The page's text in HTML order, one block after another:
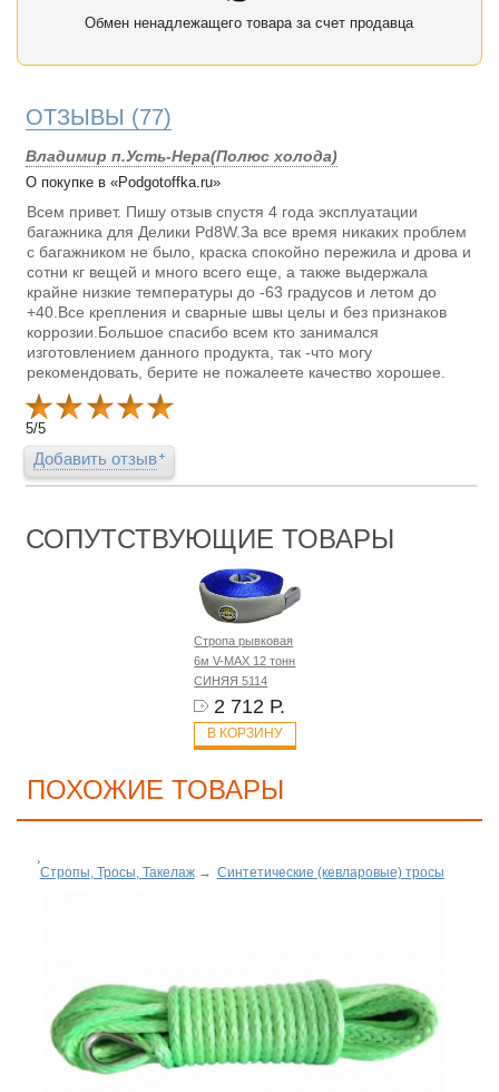
Обмен ненадлежащего товара за счет продавца
ОТЗЫВЫ (77)
Владимир п.Усть-Нера(Полюс холода)
О покупке в «Podgotoffka.ru»
Всем привет. Пишу отзыв спустя 4 года эксплуатации
багажника для Делики Pd8W.За все время никаких проблем
с багажником не было, краска спокойно пережила и дрова и
сотни кг вещей и много всего еще, а также выдержала
крайне низкие температуры до -63 градусов и летом до
+40.Все крепления и сварные швы целы и без признаков
коррозии.Большое спасибо всем кто занимался
изготовлением данного продукта, так -что могу
рекомендовать, берите не пожалеете качество хорошее.
5/5
Добавить отзыв
СОПУТСТВУЮЩИЕ ТОВАРЫ
Стропа рывковая
6м V-MAX 12 тонн
СИНЯЯ 5114
2 712 Р.
В КОРЗИНУ
ПОХОЖИЕ ТОВАРЫ
Стропы, Тросы, Такелаж→ Синтетические (кевларовые) тросы